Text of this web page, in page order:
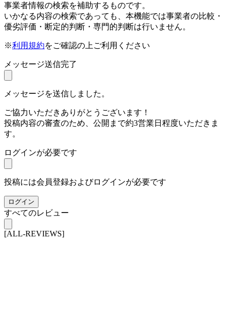
事業者情報の検索を補助するものです。
いかなる内容の検索であっても、本機能では事業者の比較・
優劣評価・断定的判断・専門的判断は行いません。
※利用規約をご確認の上ご利用ください
メッセージ送信完了
メッセージを送信しました。
ご協力いただきありがとうございます！
投稿内容の審査のため、公開まで約3営業日程度いただきま
す。
ログインが必要です
投稿には会員登録およびログインが必要です
ログイン
すべてのレビュー
[ALL-REVIEWS]